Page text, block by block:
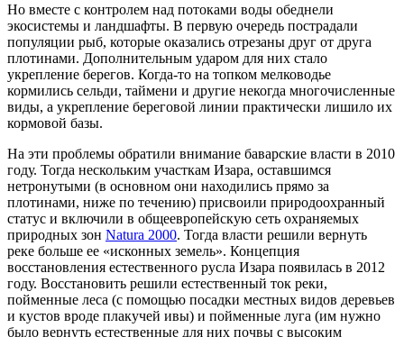
Но вместе с контролем над потоками воды обеднели
экосистемы и ландшафты. В первую очередь пострадали
популяции рыб, которые оказались отрезаны друг от друга
плотинами. Дополнительным ударом для них стало
укрепление берегов. Когда-то на топком мелководье
кормились сельди, таймени и другие некогда многочисленные
виды, а укрепление береговой линии практически лишило их
кормовой базы.
На эти проблемы обратили внимание баварские власти в 2010
году. Тогда нескольким участкам Изара, оставшимся
нетронутыми (в основном они находились прямо за
плотинами, ниже по течению) присвоили природоохранный
статус и включили в общеевропейскую сеть охраняемых
природных зон Natura 2000. Тогда власти решили вернуть
реке больше ее «исконных земель». Концепция
восстановления естественного русла Изара появилась в 2012
году. Восстановить решили естественный ток реки,
пойменные леса (с помощью посадки местных видов деревьев
и кустов вроде плакучей ивы) и пойменные луга (им нужно
было вернуть естественные для них почвы с высоким